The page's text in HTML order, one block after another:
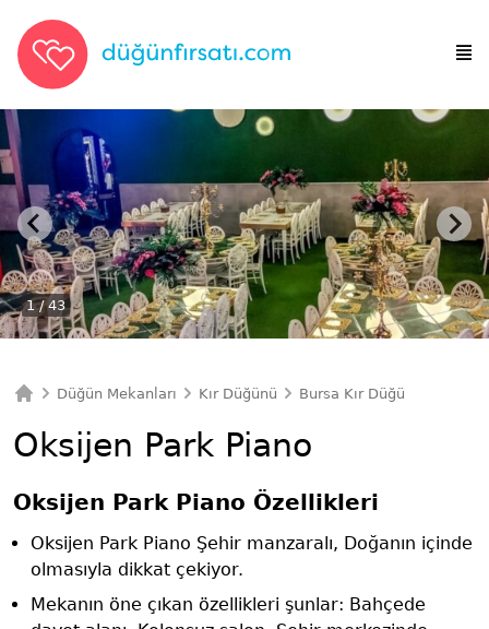
1/ 43
Düğün Mekanları Kır Düğünü Bursa Kır Düğünü
Oksijen Park Piano
Oksijen Park Piano Özellikleri
Oksijen Park Piano Şehir manzaralı, Doğanın içinde
olmasıyla dikkat çekiyor.
Mekanın öne çıkan özellikleri şunlar: Bahçede